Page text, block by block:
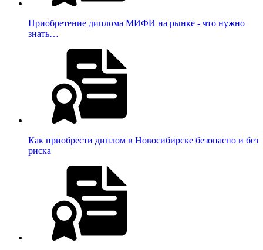
Приобретение диплома МИФИ на рынке - что нужно
знать…
Как приобрести диплом в Новосибирске безопасно и без
риска